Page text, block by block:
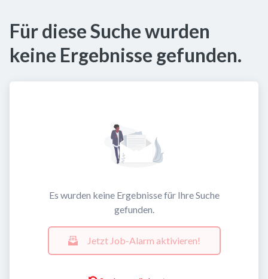
Für diese Suche wurden
keine Ergebnisse gefunden.
Es wurden keine Ergebnisse für Ihre Suche
gefunden.
Jetzt Job-Alarm aktivieren!